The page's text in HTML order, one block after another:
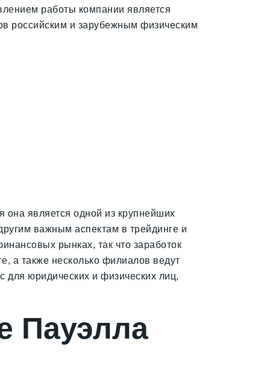
работы компании является
российским и зарубежным физическим
она является одной из крупнейших
важным аспектам в трейдинге и
рынках, так что заработок
а также несколько филиалов ведут
для юридических и физических лиц,
Пауэлла